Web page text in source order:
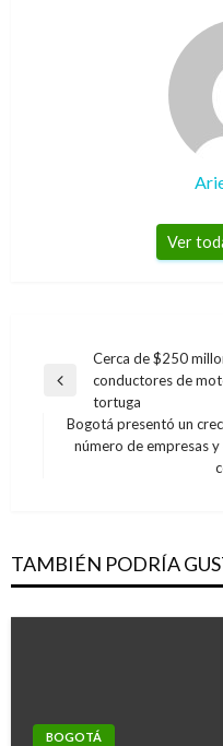
Ver
Navegación
de
entradas
Entrada
Cerca de $250
conductores de
tortuga
Entrada
Bogotá presentó un
número de empresas
TAMBIÉN PODRÍA
BOGOTÁ